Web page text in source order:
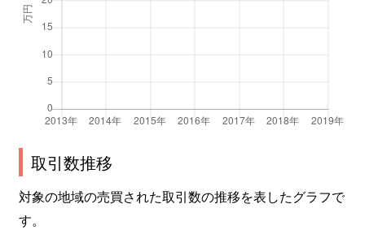
取引数推移
対象の地域の売買された取引数の推移を表したグラフで
す。